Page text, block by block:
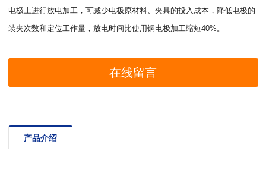
电极上进行放电加工，可减少电极原材料、夹具的投入成本，降低电极的
装夹次数和定位工作量，放电时间比使用铜电极加工缩短40%。
在线留言
产品介绍